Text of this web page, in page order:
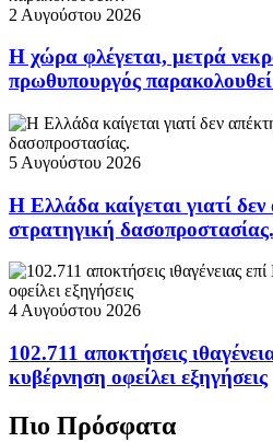
2 Αυγούστου 2026
Η χώρα φλέγεται, μετρά
πρωθυπουργός
5 Αυγούστου 2026
Η Ελλάδα καίγεται γιατί
στρατηγική δασοπροστασίας.
4 Αυγούστου 2026
102.711 αποκτήσεις
κυβέρνηση οφείλει εξηγήσεις
Πιο Πρόσφατα